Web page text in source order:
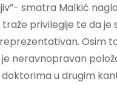
smatra Malkić
privilegije te da je
Osim
neravnopravan
u drugim